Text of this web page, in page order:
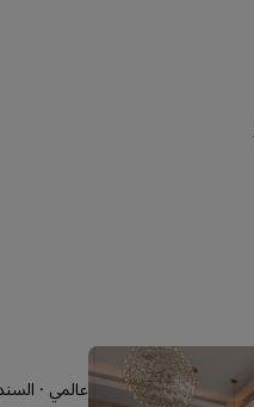
عالمي ·